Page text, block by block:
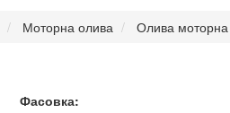
Моторна олива Олива
Фасовка: